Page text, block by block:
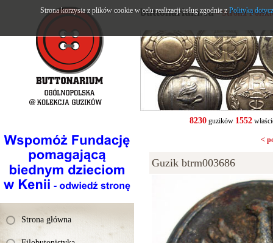
Strona główna
buttonarium.eu- Strona
8230guzików 1552
<
Guzik btrm003686
Strona korzysta z plików cookie w celu realizacji usług zgodnie zPolityką